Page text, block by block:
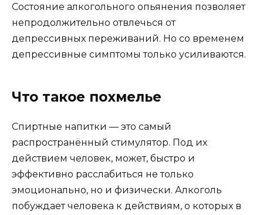
Состояние алкогольного опьянения позволяет
непродолжительно отвлечься от
депрессивных переживаний. Но со временем
депрессивные симптомы только усиливаются.
Что такое похмелье
Спиртные напитки — это самый
распространённый стимулятор. Под их
действием человек, может, быстро и
эффективно расслабиться не только
эмоционально, но и физически. Алкоголь
побуждает человека к действиям, о которых в